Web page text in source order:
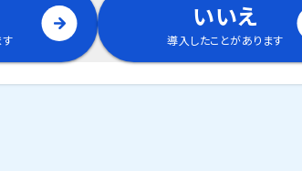
いいえ
導入したことがあります